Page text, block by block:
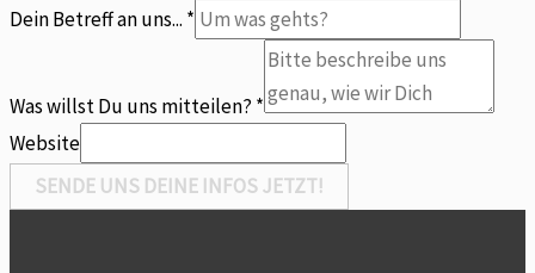
mitteilen?
Mail
Dein Betreff an uns... *
Was willst Du uns mitteilen? *
Website
SENDE UNS DEINE INFOS JETZT!